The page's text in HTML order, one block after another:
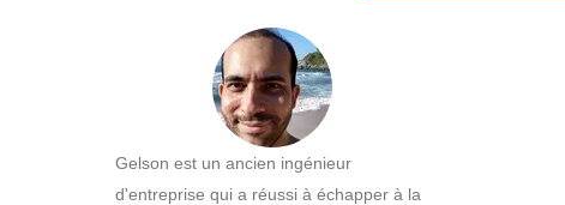
Gelson est un ancien ingénieur
d'entreprise qui a réussi à échapper à la